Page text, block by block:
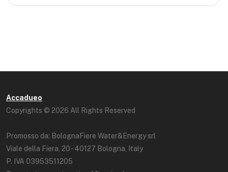
Accadueo
Copyrights © 2026 All Rights Reserved
Promosso da: BolognaFiere Water&Energy srl
Viale della Fiera, 20 - 40127 Bologna, Italy
P. IVA 03953511205